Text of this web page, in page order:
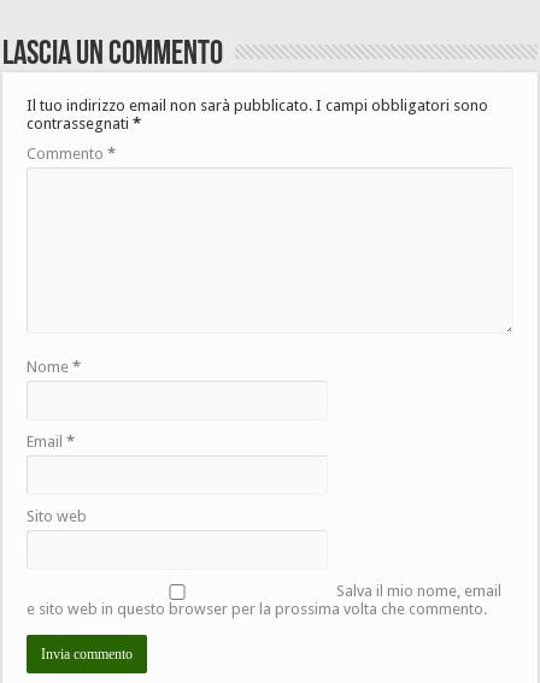
Lascia un commento
Il tuo indirizzo email non sarà pubblicato. I campi obbligatori sono
contrassegnati*
Commento*
Nome*
Email*
Sito web
Salva il mio nome, email
e sito web in questo browser per la prossima volta che commento.